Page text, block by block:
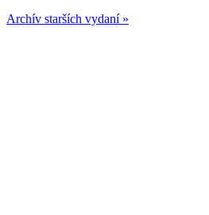
Archív starších vydaní »